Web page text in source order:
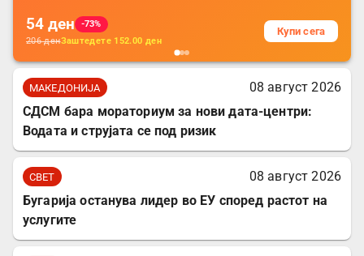
54 ден
-73%
206денЗаштедете 152.00 ден
Купи сега
МАКЕДОНИЈА
08 август 2026
СДСМ бара мораториум за нови дата-центри:
Водата и струјата се под ризик
СВЕТ
08 август 2026
Бугарија останува лидер во ЕУ според растот на
услугите